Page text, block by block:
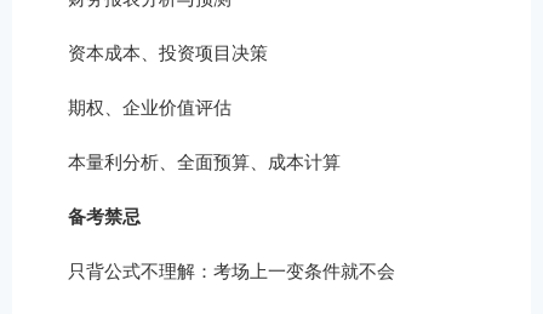
资本成本、投资项目决策
期权、企业价值评估
本量利分析、全面预算、成本计算
备考禁忌
只背公式不理解：考场上一变条件就不会